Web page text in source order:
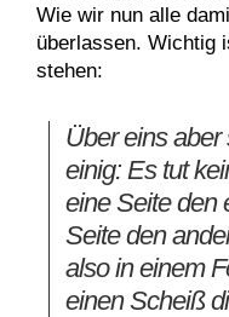
Wie wir nun alle
überlassen. Wichtig
stehen:
Über eins
einig: Es tut
eine Seite den
Seite den
also in einem
einen Scheiß